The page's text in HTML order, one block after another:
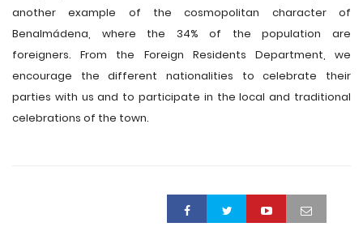
another example of the cosmopolitan character of
Benalmádena, where the 34% of the population are
foreigners. From the Foreign Residents Department, we
encourage the different nationalities to celebrate their
parties with us and to participate in the local and traditional
celebrations of the town.